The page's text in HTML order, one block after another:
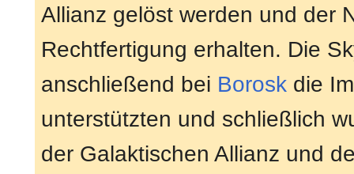
Allianz gelöst werden und der
Rechtfertigung erhalten. Die
anschließend bei Borosk die
unterstützten und schließlich
der Galaktischen Allianz und